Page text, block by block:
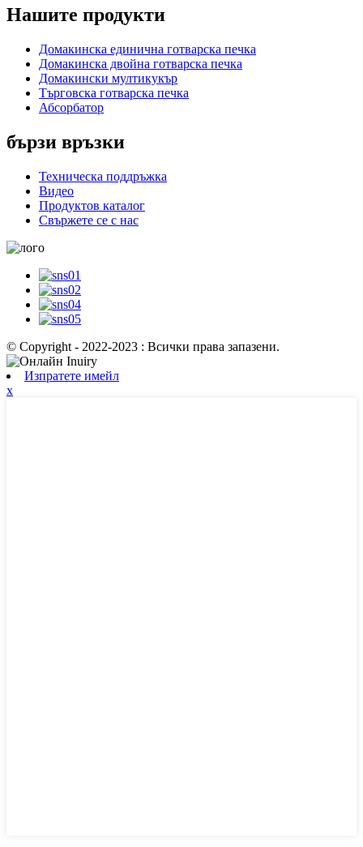
Нашите продукти
Домакинска единична готварска печка
Домакинска двойна готварска печка
Домакински мултикукър
Търговска готварска печка
Абсорбатор
бързи връзки
Техническа поддръжка
Видео
Продуктов каталог
Свържете се с нас
© Copyright - 2022-2023 : Всички права запазени.
Изпратете имейл
x